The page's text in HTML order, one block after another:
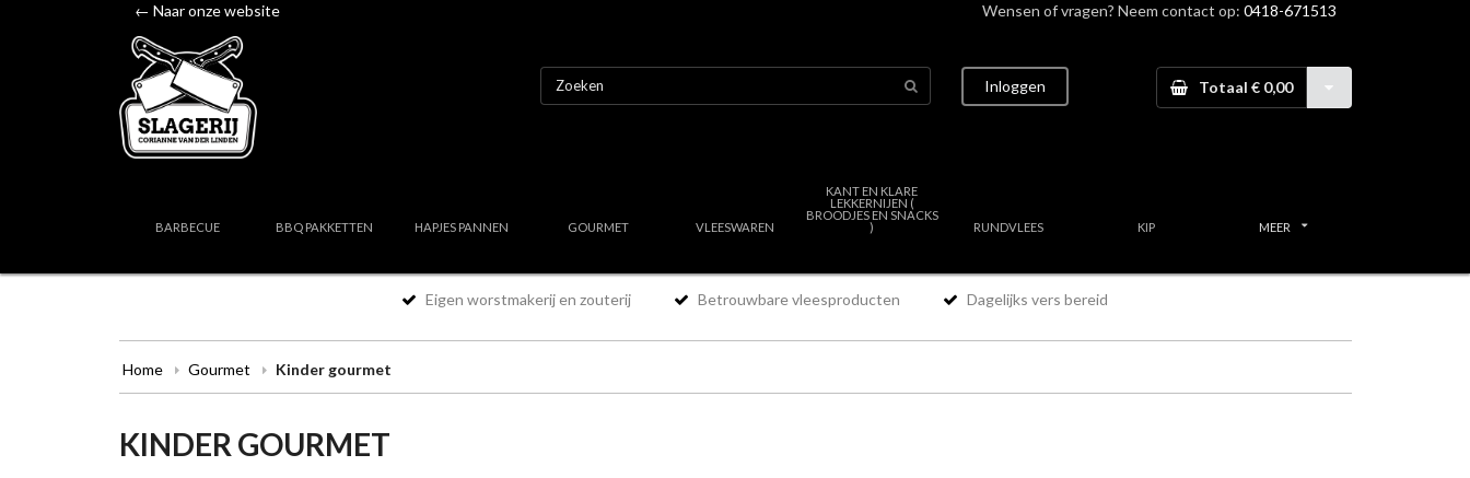
← Naar onze website Wensen of vragen? Neem contact op: 0418-671513
Inloggen Totaal € 0,00
BARBECUE BBQ PAKKETTEN HAPJES PANNEN GOURMET VLEESWAREN
KANT EN KLARE
LEKKERNIJEN (
BROODJES EN SNACKS
)
RUNDVLEES KIP MEER
Eigen worstmakerij en zouterij Betrouwbare vleesproducten Dagelijks vers bereid
Home Gourmet Kinder gourmet
KINDER GOURMET